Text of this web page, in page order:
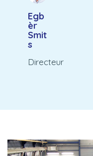
Egb
èr
Smit
s
Directeur